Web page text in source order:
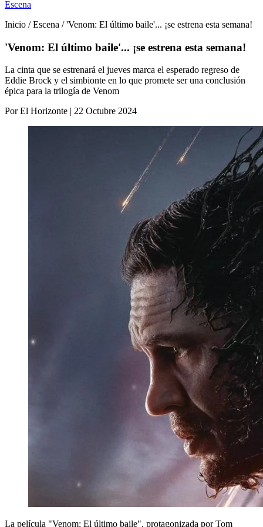
Escena
Inicio / Escena / 'Venom: El último baile'... ¡se estrena esta semana!
'Venom: El último baile'... ¡se estrena esta semana!
La cinta que se estrenará el jueves marca el esperado regreso de
Eddie Brock y el simbionte en lo que promete ser una conclusión
épica para la trilogía de Venom
Por El Horizonte | 22 Octubre 2024
La película "Venom: El último baile", protagonizada por Tom